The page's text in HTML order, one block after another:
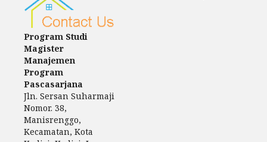
Program Studi
Magister
Manajemen
Program
Pascasarjana
Jln. Sersan Suharmaji
Nomor. 38,
Manisrenggo,
Kecamatan, Kota